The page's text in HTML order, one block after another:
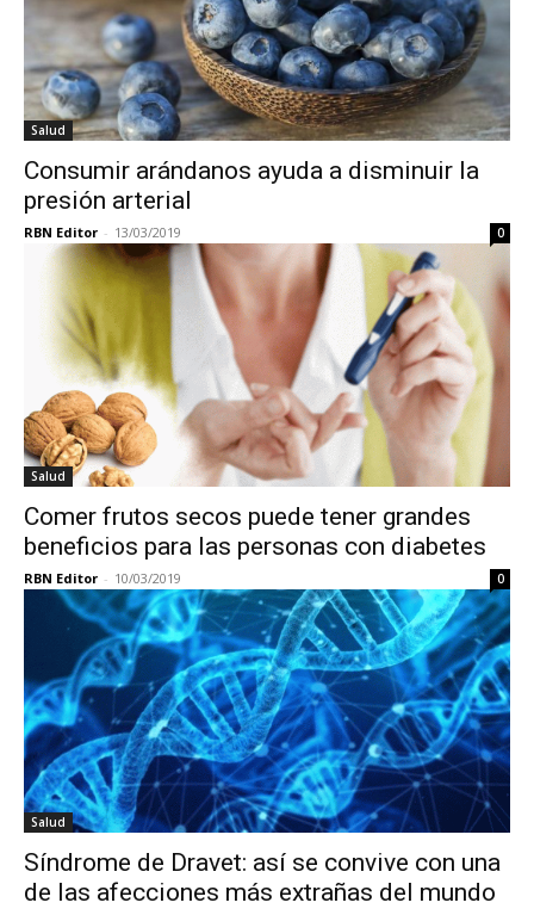
Salud
Consumir arándanos ayuda a disminuir la
presión arterial
RBN Editor - 13/03/2019 0
Salud
Comer frutos secos puede tener grandes
beneficios para las personas con diabetes
RBN Editor - 10/03/2019 0
Salud
Síndrome de Dravet: así se convive con una
de las afecciones más extrañas del mundo